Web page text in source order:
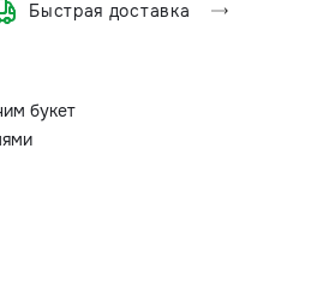
Быстрая доставка
букет